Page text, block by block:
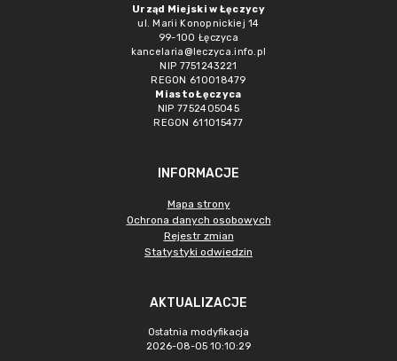
Urząd Miejski w Łęczycy
ul. Marii Konopnickiej 14
99-100 Łęczyca
kancelaria@leczyca.info.pl
NIP 7751243221
REGON 610018479
Miasto Łęczyca
NIP 7752405045
REGON 611015477
INFORMACJE
Mapa strony
Ochrona danych osobowych
Rejestr zmian
Statystyki odwiedzin
AKTUALIZACJE
Ostatnia modyfikacja
2026-08-05 10:10:29